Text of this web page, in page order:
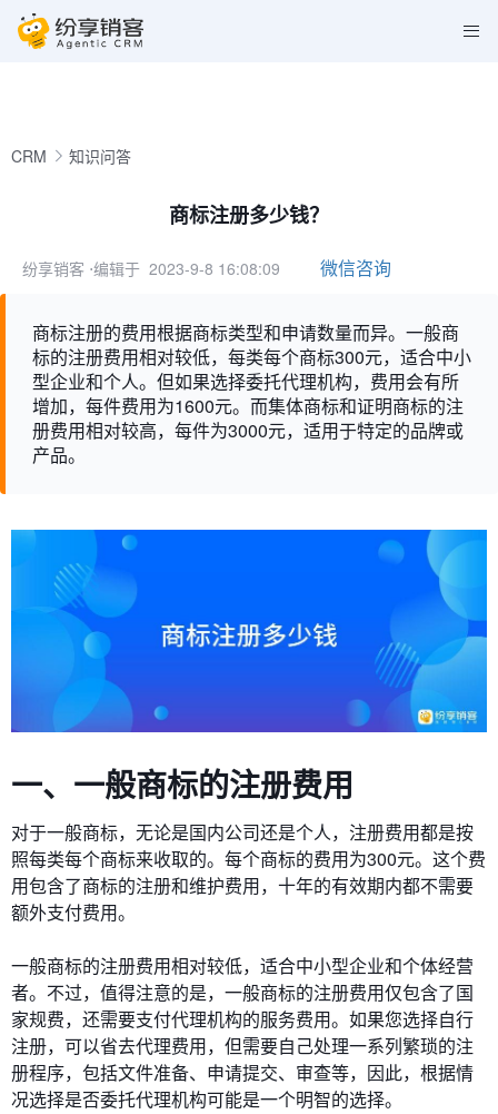
CRM 知识问答
商标注册多少钱？
纷享销客 ⋅编辑于 2023-9-8 16:08:09 微信咨询
商标注册的费用根据商标类型和申请数量而异。一般商
标的注册费用相对较低，每类每个商标300元，适合中小
型企业和个人。但如果选择委托代理机构，费用会有所
增加，每件费用为1600元。而集体商标和证明商标的注
册费用相对较高，每件为3000元，适用于特定的品牌或
产品。
一、一般商标的注册费用
对于一般商标，无论是国内公司还是个人，注册费用都是按
照每类每个商标来收取的。每个商标的费用为300元。这个费
用包含了商标的注册和维护费用，十年的有效期内都不需要
额外支付费用。
一般商标的注册费用相对较低，适合中小型企业和个体经营
者。不过，值得注意的是，一般商标的注册费用仅包含了国
家规费，还需要支付代理机构的服务费用。如果您选择自行
注册，可以省去代理费用，但需要自己处理一系列繁琐的注
册程序，包括文件准备、申请提交、审查等，因此，根据情
况选择是否委托代理机构可能是一个明智的选择。